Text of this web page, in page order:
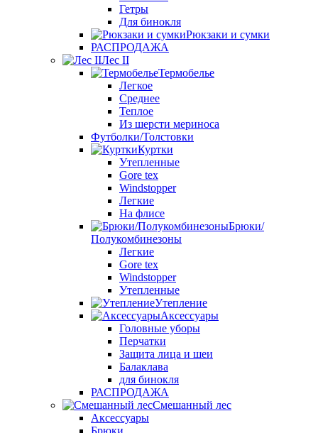
Гетры
Для бинокля
Рюкзаки и сумки
РАСПРОДАЖА
Лес II
Термобелье
Легкое
Среднее
Теплое
Из шерсти мериноса
Футболки/Толстовки
Куртки
Утепленные
Gore tex
Windstopper
Легкие
На флисе
Брюки/
Полукомбинезоны
Легкие
Gore tex
Windstopper
Утепленные
Утепление
Аксессуары
Головные уборы
Перчатки
Защита лица и шеи
Балаклава
для бинокля
РАСПРОДАЖА
Смешанный лес
Аксессуары
Брюки